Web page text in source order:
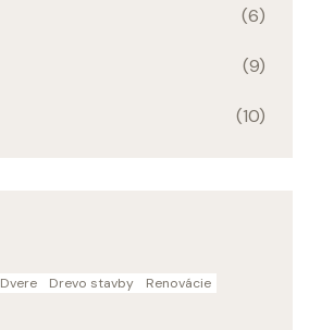
(6)
(9)
(10)
Dvere Drevo stavby
Renovácie